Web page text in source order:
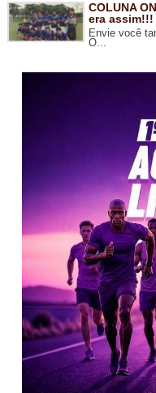
COLUNA
era assim!!!
Envie você
O...